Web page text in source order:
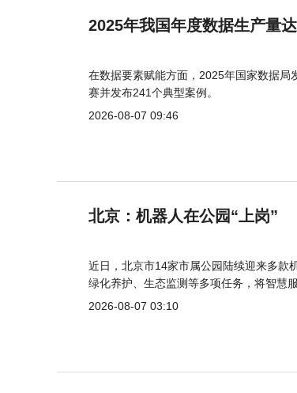
2025年我国年度数据生产量
在数据要素赋能方面，2025年国家数据局
赛并发布241个典型案例。
2026-08-07 09:46
北京：机器人在公园“上岗”
近日，北京市14家市属公园陆续迎来多款
绿化养护、生态监测等多项任务，将智慧
2026-08-07 03:10